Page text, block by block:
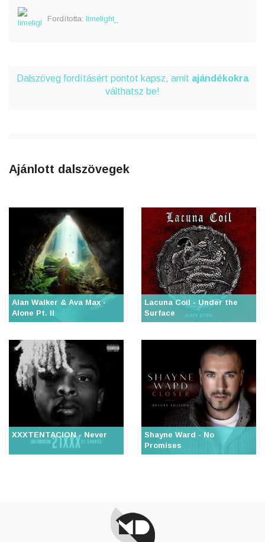
Fordította: limelight_
Dalszöveg fordításért pontot kapsz, amit ajándékokra
válthatsz be!
Ajánlott dalszövegek
Alan Walker & Ava Max -
Alone Pt. II
Lacuna Coil - Under the
Surface
XXXTENTACION - Never
Shayne Ward - No
Promises